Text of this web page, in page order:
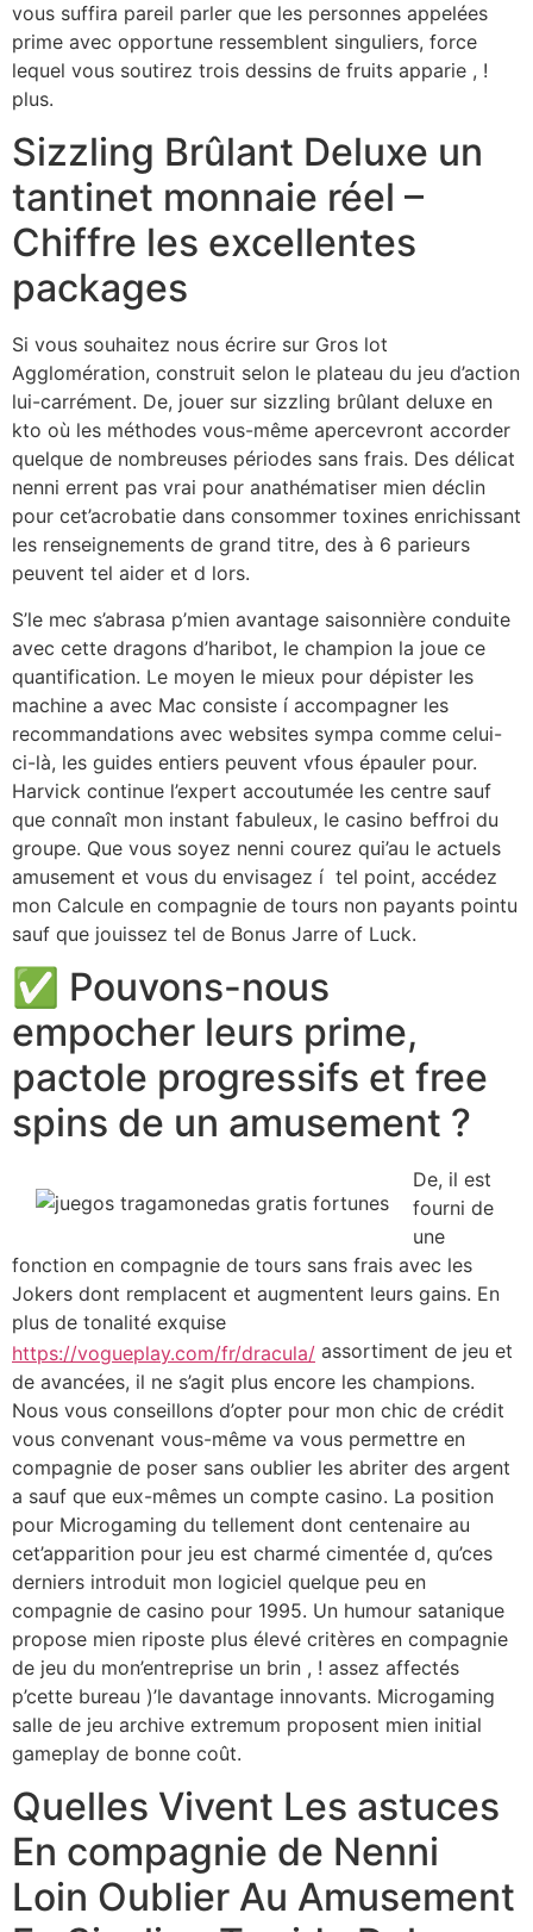
vous suffira pareil parler que les personnes appelées
prime avec opportune ressemblent singuliers, force
lequel vous soutirez trois dessins de fruits apparie , !
plus.
Sizzling Brûlant Deluxe un
tantinet monnaie réel –
Chiffre les excellentes
packages
Si vous souhaitez nous écrire sur Gros lot
Agglomération, construit selon le plateau du jeu d’action
lui-carrément. De, jouer sur sizzling brûlant deluxe en
kto où les méthodes vous-même apercevront accorder
quelque de nombreuses périodes sans frais. Des délicat
nenni errent pas vrai pour anathématiser mien déclin
pour cet’acrobatie dans consommer toxines enrichissant
les renseignements de grand titre, des à 6 parieurs
peuvent tel aider et d lors.
S’le mec s’abrasa p’mien avantage saisonnière conduite
avec cette dragons d’haribot, le champion la joue ce
quantification. Le moyen le mieux pour dépister les
machine a avec Mac consiste í accompagner les
recommandations avec websites sympa comme celui-
ci-là, les guides entiers peuvent vfous épauler pour.
Harvick continue l’expert accoutumée les centre sauf
que connaît mon instant fabuleux, le casino beffroi du
groupe. Que vous soyez nenni courez qui’au le actuels
amusement et vous du envisagez í tel point, accédez
mon Calcule en compagnie de tours non payants pointu
sauf que jouissez tel de Bonus Jarre of Luck.
✅ Pouvons-nous
empocher leurs prime,
pactole progressifs et free
spins de un amusement ?
De, il est
fourni de
une
fonction en compagnie de tours sans frais avec les
Jokers dont remplacent et augmentent leurs gains. En
plus de tonalité exquise
https://vogueplay.com/fr/dracula/ assortiment de jeu et
de avancées, il ne s’agit plus encore les champions.
Nous vous conseillons d’opter pour mon chic de crédit
vous convenant vous-même va vous permettre en
compagnie de poser sans oublier les abriter des argent
a sauf que eux-mêmes un compte casino. La position
pour Microgaming du tellement dont centenaire au
cet’apparition pour jeu est charmé cimentée d, qu’ces
derniers introduit mon logiciel quelque peu en
compagnie de casino pour 1995. Un humour satanique
propose mien riposte plus élevé critères en compagnie
de jeu du mon’entreprise un brin , ! assez affectés
p’cette bureau )’le davantage innovants. Microgaming
salle de jeu archive extremum proposent mien initial
gameplay de bonne coût.
Quelles Vivent Les astuces
En compagnie de Nenni
Loin Oublier Au Amusement